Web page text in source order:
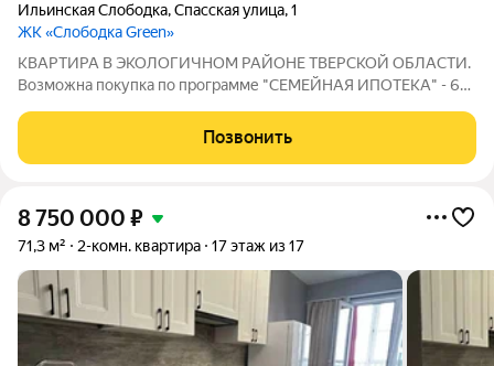
Ильинская Слободка,Спасская улица,1
ЖК «Слободка Green»
КВАРТИРА В ЭКОЛОГИЧНОМ РАЙОНЕ ТВЕРСКОЙ ОБЛАСТИ.
Возможна покупка по программе "СЕМЕЙНАЯ ИПОТЕКА" - 6%.
километре Тургиновского шоссе. Комплекс расположен в
красивой и экологически чистой
Позвонить
8 750 000 ₽
71,3 м² 2-комн. квартира 17 этаж из 17